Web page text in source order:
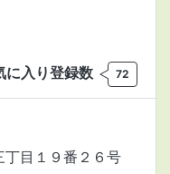
に入り登録数 72
目１９番２６号